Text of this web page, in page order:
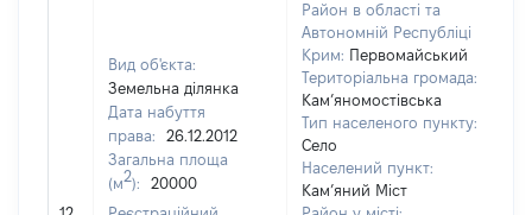
Вид об'єкта:
Земельна ділянка
Дата набуття
права:
26.12.2012
Загальна площа
(м2):
20000
Район в області та
Автономній Республіці
Крим: Первомайський
Територіальна громада:
Кам’яномостівська
Тип населеного пункту:
Село
Населений пункт:
Кам’яний Міст